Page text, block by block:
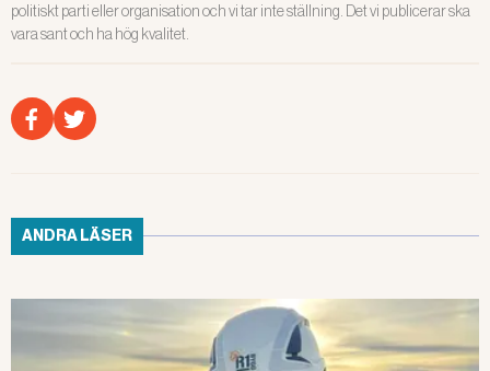
politiskt parti eller organisation och vi tar inte ställning. Det vi publicerar ska
vara sant och ha hög kvalitet.
ANDRA LÄSER